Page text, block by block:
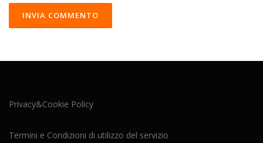
Privacy&Cookie Policy
Termini e Condizioni di utilizzo del servizio